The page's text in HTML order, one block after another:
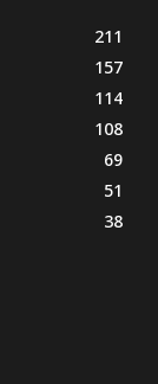
211
157
114
108
69
51
38